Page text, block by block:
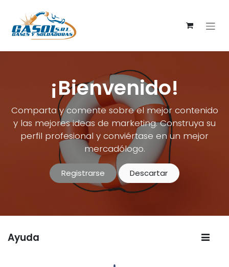
¡Bienvenido!
Comparta y comente sobre el mejor contenido
y las mejores ideas de marketing. Construya su
perfil profesional y conviértase en un mejor
mercadólogo.
Registrarse Descartar
Ayuda